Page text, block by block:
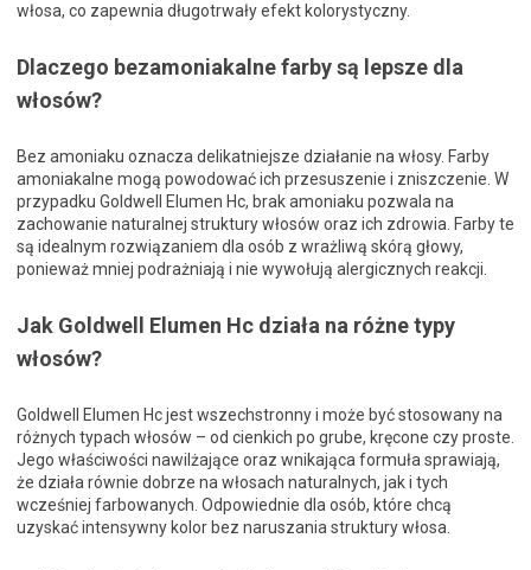
włosa, co zapewnia długotrwały efekt kolorystyczny.
Dlaczego bezamoniakalne farby są lepsze dla
włosów?
Bez amoniaku oznacza delikatniejsze działanie na włosy. Farby
amoniakalne mogą powodować ich przesuszenie i zniszczenie. W
przypadku Goldwell Elumen Hc, brak amoniaku pozwala na
zachowanie naturalnej struktury włosów oraz ich zdrowia. Farby te
są idealnym rozwiązaniem dla osób z wrażliwą skórą głowy,
ponieważ mniej podrażniają i nie wywołują alergicznych reakcji.
Jak Goldwell Elumen Hc działa na różne typy
włosów?
Goldwell Elumen Hc jest wszechstronny i może być stosowany na
różnych typach włosów – od cienkich po grube, kręcone czy proste.
Jego właściwości nawilżające oraz wnikająca formuła sprawiają,
że działa równie dobrze na włosach naturalnych, jak i tych
wcześniej farbowanych. Odpowiednie dla osób, które chcą
uzyskać intensywny kolor bez naruszania struktury włosa.